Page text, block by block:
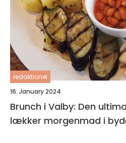
redaktionel
16. January 2024
Brunch i Valby: Den
lækker morgenmad i